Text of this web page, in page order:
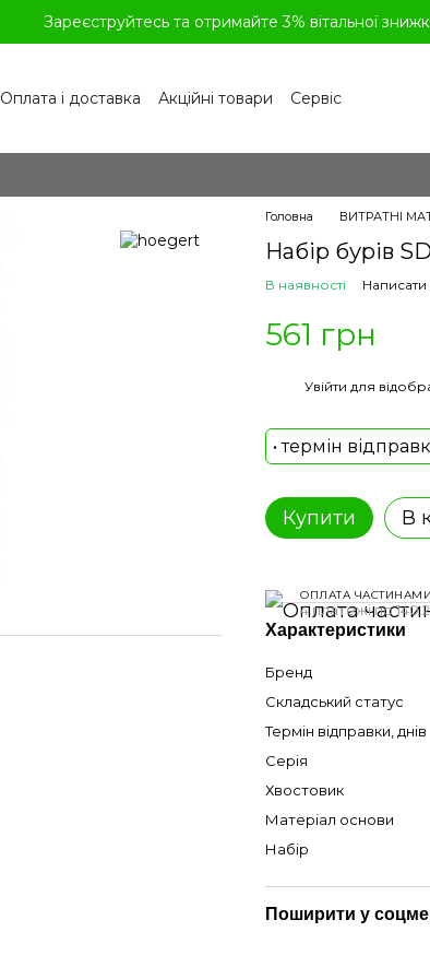
Зареєструйтесь та отримайте 3% вітальної
Оплата і доставка Акційні товари
Сервіс
Головна ВИТРАТНІ
Набір бурів
В наявності Написати
561 грн
Увійти для
• термін
Купити В
ОПЛАТА ЧАСТИНАМИ
4 платежі по
Характеристики
Бренд
Складський статус
Термін відправки, днів
Серія
Хвостовик
Матеріал основи
Набір
Поширити у